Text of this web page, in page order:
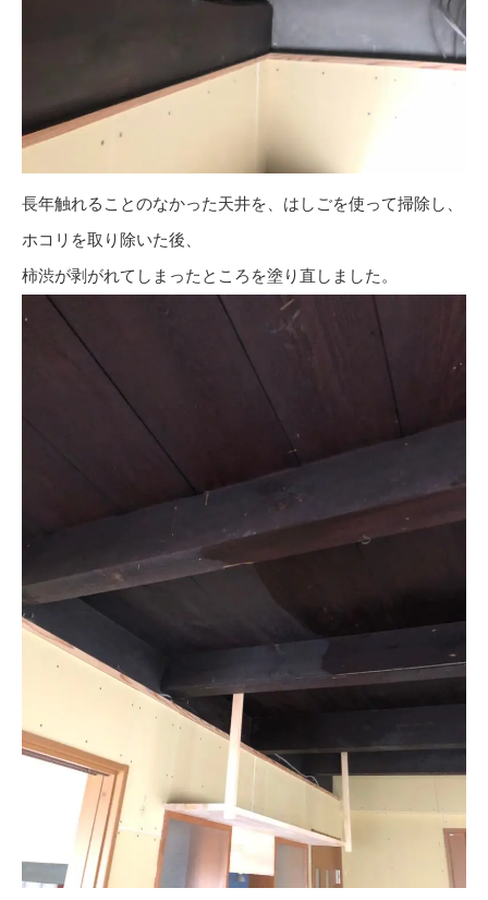
長年触れることのなかった天井を、はしごを使って掃除し、
ホコリを取り除いた後、
柿渋が剥がれてしまったところを塗り直しました。